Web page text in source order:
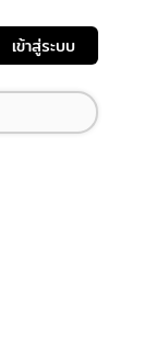
เข้าสู่ระบบ